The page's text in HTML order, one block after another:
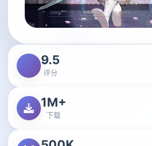
9.5
评分
1M+
下载